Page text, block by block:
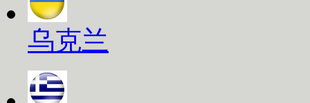
乌克兰